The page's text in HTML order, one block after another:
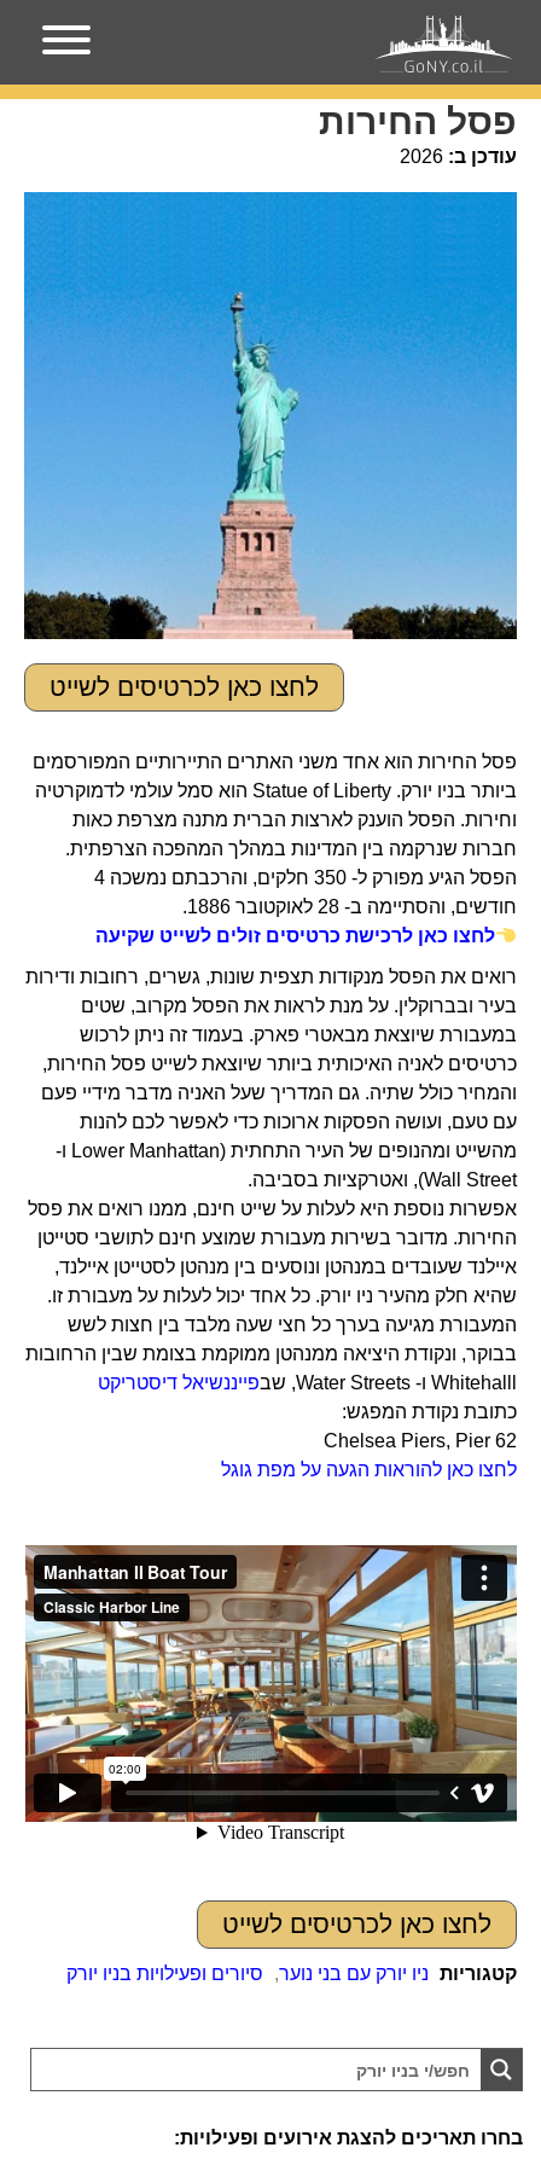
עמוד הבית אירועים בניו-יורק
פסל החירות
עודכן ב: 2026
לחצו כאן לכרטיסים לשייט
פסל החירות הוא אחד משני האתרים התיירותיים המפורסמים
ביותר בניו יורק. Statue of Liberty הוא סמל עולמי לדמוקרטיה
וחירות. הפסל הוענק לארצות הברית מתנה מצרפת כאות
חברות שנרקמה בין המדינות במהלך המהפכה הצרפתית.
הפסל הגיע מפורק ל- 350 חלקים, והרכבתם נמשכה 4
חודשים, והסתיימה ב- 28 לאוקטובר 1886.
לחצו כאן לרכישת כרטיסים זולים לשייט שקיעה
רואים את הפסל מנקודות תצפית שונות, גשרים, רחובות ודירות
בעיר ובברוקלין. על מנת לראות את הפסל מקרוב, שטים
במעבורת שיוצאת מבאטרי פארק. בעמוד זה ניתן לרכוש
כרטיסים לאניה האיכותית ביותר שיוצאת לשייט פסל החירות,
והמחיר כולל שתיה. גם המדריך שעל האניה מדבר מידיי פעם
עם טעם, ועושה הפסקות ארוכות כדי לאפשר לכם להנות
מהשייט ומהנופים של העיר התחתית (Lower Manhattan ו-
Wall Street), ואטרקציות בסביבה.
אפשרות נוספת היא לעלות על שייט חינם, ממנו רואים את פסל
החירות. מדובר בשירות מעבורת שמוצע חינם לתושבי סטייטן
איילנד שעובדים במנהטן ונוסעים בין מנהטן לסטייטן איילנד,
שהיא חלק מהעיר ניו יורק. כל אחד יכול לעלות על מעבורת זו.
המעבורת מגיעה בערך כל חצי שעה מלבד בין חצות לשש
בבוקר, ונקודת היציאה ממנהטן ממוקמת בצומת שבין הרחובות
Whitehalll ו- Water Streets, שב
פייננשיאל דיסטריקט
כתובת נקודת המפגש:
Chelsea Piers, Pier 62
לחצו כאן להוראות הגעה על מפת גוגל
לחצו כאן לכרטיסים לשייט
קטגוריות ניו יורק עם בני נוער, סיורים ופעילויות בניו יורק
בחרו תאריכים להצגת אירועים ופעילויות: